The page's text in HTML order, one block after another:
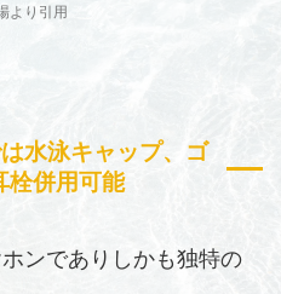
より引用
水泳キャップ、ゴ
栓併用可能
ンでありしかも独特の